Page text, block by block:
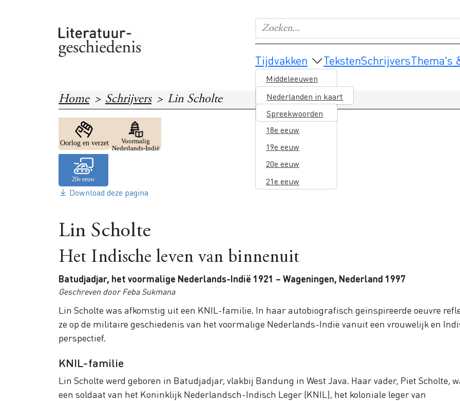
Zoeken...
Geef de woorden op waar je naar wilt zoeken.
Main navigation
Tijdvakken
Middeleeuwen
Nederlanden in kaart
16e eeuw
Spreekwoorden
17e eeuw
18e eeuw
19e eeuw
20e eeuw
21e eeuw
TekstenSchrijversThema's
Home Schrijvers Lin Scholte
Image
Oorlog en verzet
Image
Voormalig
Nederlands-Indië
Download deze pagina
Lin Scholte
Het Indische leven van binnenuit
Batudjadjar, het voormalige Nederlands-Indië 1921 – Wageningen, Nederland 1997
Geschreven door Feba Sukmana
Lin Scholte was afkomstig uit een KNIL-familie. In haar autobiografisch geïnspireerde oeuvre
ze op de militaire geschiedenis van het voormalige Nederlands-Indië vanuit een vrouwelijk en
perspectief.
KNIL-familie
Lin Scholte werd geboren in Batudjadjar, vlakbij Bandung in West Java. Haar vader, Piet Scholte,
een soldaat van het Koninklijk Nederlandsch-Indisch Leger (KNIL), het koloniale leger van